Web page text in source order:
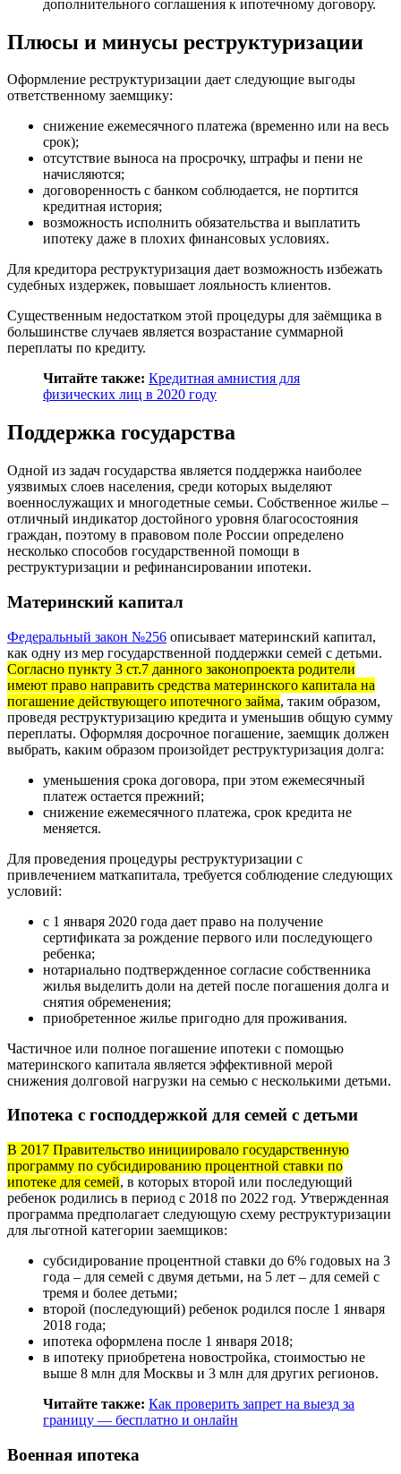
дополнительного соглашения к ипотечному договору.
Плюсы и минусы реструктуризации
Оформление реструктуризации дает следующие выгоды
ответственному заемщику:
снижение ежемесячного платежа (временно или на весь
срок);
отсутствие выноса на просрочку, штрафы и пени не
начисляются;
договоренность с банком соблюдается, не портится
кредитная история;
возможность исполнить обязательства и выплатить
ипотеку даже в плохих финансовых условиях.
Для кредитора реструктуризация дает возможность избежать
судебных издержек, повышает лояльность клиентов.
Существенным недостатком этой процедуры для заёмщика в
большинстве случаев является возрастание суммарной
переплаты по кредиту.
Читайте также: Кредитная амнистия для
физических лиц в 2020 году
Поддержка государства
Одной из задач государства является поддержка наиболее
уязвимых слоев населения, среди которых выделяют
военнослужащих и многодетные семьи. Собственное жилье –
отличный индикатор достойного уровня благосостояния
граждан, поэтому в правовом поле России определено
несколько способов государственной помощи в
реструктуризации и рефинансировании ипотеки.
Материнский капитал
Федеральный закон №256 описывает материнский капитал,
как одну из мер государственной поддержки семей с детьми.
Согласно пункту 3 ст.7 данного законопроекта родители
имеют право направить средства материнского капитала на
погашение действующего ипотечного займа, таким образом,
проведя реструктуризацию кредита и уменьшив общую сумму
переплаты. Оформляя досрочное погашение, заемщик должен
выбрать, каким образом произойдет реструктуризация долга:
уменьшения срока договора, при этом ежемесячный
платеж остается прежний;
снижение ежемесячного платежа, срок кредита не
меняется.
Для проведения процедуры реструктуризации с
привлечением маткапитала, требуется соблюдение следующих
условий:
с 1 января 2020 года дает право на получение
сертификата за рождение первого или последующего
ребенка;
нотариально подтвержденное согласие собственника
жилья выделить доли на детей после погашения долга и
снятия обременения;
приобретенное жилье пригодно для проживания.
Частичное или полное погашение ипотеки с помощью
материнского капитала является эффективной мерой
снижения долговой нагрузки на семью с несколькими детьми.
Ипотека с господдержкой для семей с детьми
В 2017 Правительство инициировало государственную
программу по субсидированию процентной ставки по
ипотеке для семей, в которых второй или последующий
ребенок родились в период с 2018 по 2022 год. Утвержденная
программа предполагает следующую схему реструктуризации
для льготной категории заемщиков:
субсидирование процентной ставки до 6% годовых на 3
года – для семей с двумя детьми, на 5 лет – для семей с
тремя и более детьми;
второй (последующий) ребенок родился после 1 января
2018 года;
ипотека оформлена после 1 января 2018;
в ипотеку приобретена новостройка, стоимостью не
выше 8 млн для Москвы и 3 млн для других регионов.
Читайте также: Как проверить запрет на выезд за
границу — бесплатно и онлайн
Военная ипотека